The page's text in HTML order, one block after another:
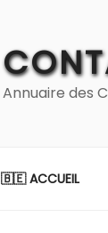
Annuaire des
🇧🇪 ACCUEIL